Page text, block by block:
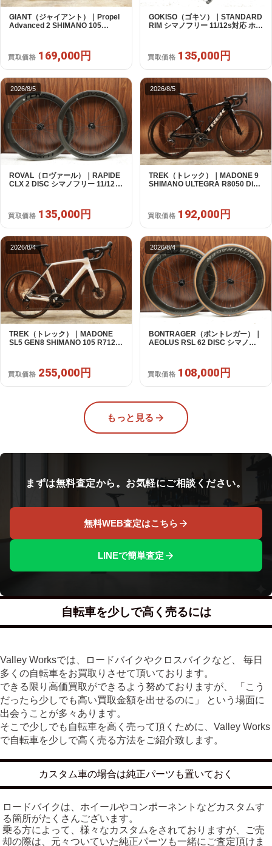
GIANT（ジャイアント）｜Propel
Advanced 2 SHIMANO 105
買取価格 169,000円
GOKISO（ゴキソ）｜STANDARD
RIM シマノフリー 11/12s対応 ホイ
買取価格 135,000円
2026/8/5
ROVAL（ロヴァール）｜RAPIDE
CLX 2 DISC シマノフリー 11/12s
買取価格 135,000円
2026/8/5
TREK（トレック）｜MADONE 9
SHIMANO ULTEGRA R8050 Di2
買取価格 192,000円
2026/8/4
TREK（トレック）｜MADONE
SL5 GEN8 SHIMANO 105 R7120
買取価格 255,000円
2026/8/4
BONTRAGER（ボントレガー）｜
AEOLUS RSL 62 DISC シマノフ
買取価格 108,000円
もっと見る
まずは無料査定から。お気軽にご相談ください。
無料WEB査定はこちら
LINEで簡単査定
自転車を少しで高く売るには
Valley Worksでは、ロードバイクやクロスバイクなど、 毎日
多くの自転車をお買取りさせて頂いております。
できる限り高価買取ができるよう努めておりますが、 「こう
だったら少しでも高い買取金額を出せるのに」 という場面に
出会うことが多々あります。
そこで少しでも自転車を高く売って頂くために、Valley Works
で自転車を少しで高く売る方法をご紹介致します。
カスタム車の場合は純正パーツも置いておく
ロードバイクは、ホイールやコンポーネントなどカスタムす
る箇所がたくさんございます。
乗る方によって、様々なカスタムをされておりますが、ご売
却の際は、元々ついていた純正パーツも一緒にご査定頂けま